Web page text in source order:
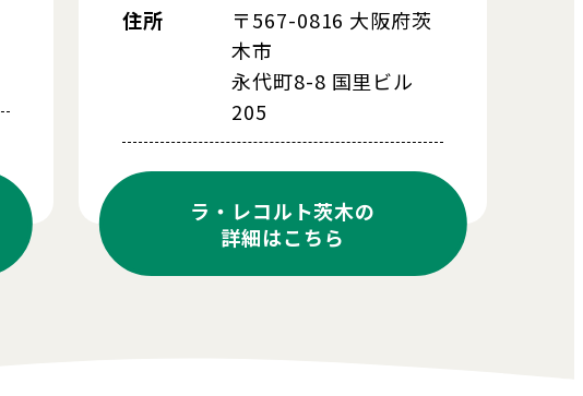
住所
〒567-0816 大阪府茨
木市
永代町8-8 国里ビル
205
ラ・レコルト茨木の
詳細はこちら